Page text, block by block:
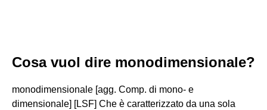
Cosa vuol dire monodimensionale?
monodimensionale [agg. Comp. di mono- e
dimensionale] [LSF] Che è caratterizzato da una sola